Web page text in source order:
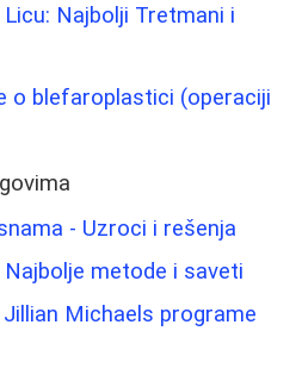
Najbolji Tretmani i
o blefaroplastici (operaciji
- Uzroci i rešenja
metode i saveti
Michaels programe